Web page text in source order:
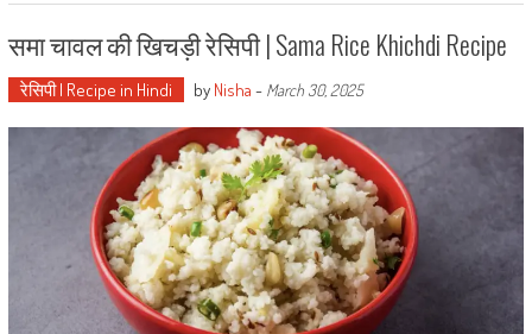
समा चावल की खिचड़ी रेसिपी | Sama Rice Khichdi Recipe
रेसिपी | Recipe in Hindi by Nisha - March 30, 2025